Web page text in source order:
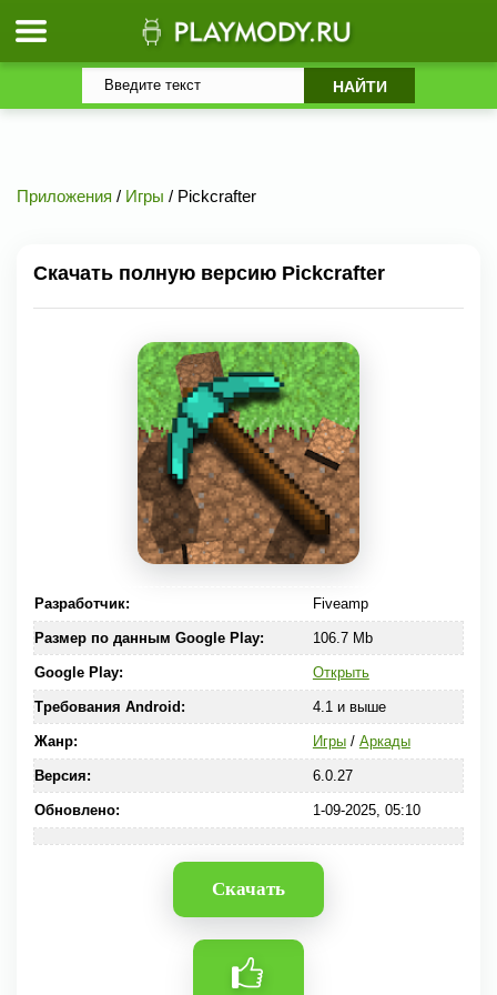
Приложения / Игры / Pickcrafter
Скачать полную версию Pickcrafter
Разработчик: Fiveamp
Размер по данным Google Play: 106.7 Mb
Google Play: Открыть
Требования Android: 4.1 и выше
Жанр: Игры/ Аркады
Версия: 6.0.27
Обновлено: 1-09-2025, 05:10
Скачать